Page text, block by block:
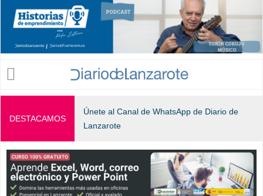
Jump to navigation
DESTACAMOS
Únete al Canal de WhatsApp de Diario de
Lanzarote